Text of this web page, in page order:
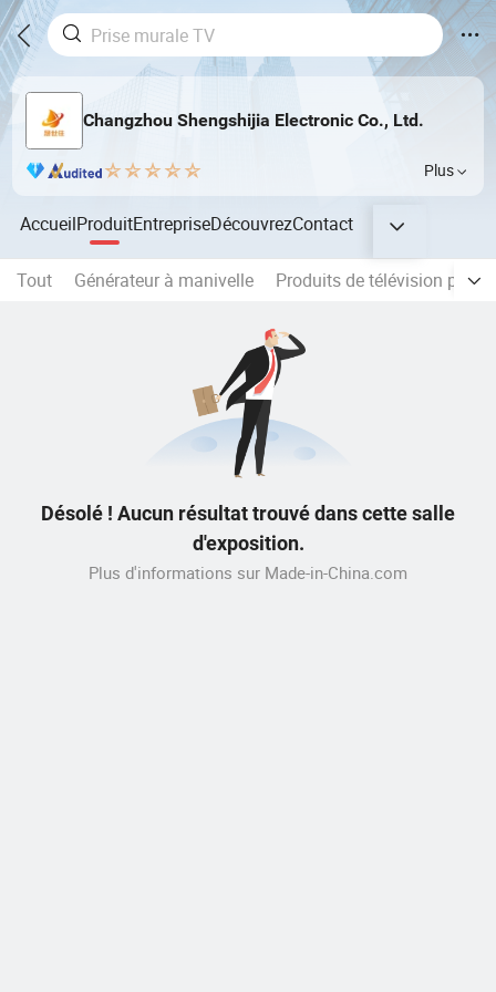
Changzhou Shengshijia Electronic Co., Ltd.
Plus
AccueilProduitEntrepriseDécouvrezContact
Tout Générateur à manivelle Produits de télévision par
Désolé ! Aucun résultat trouvé dans cette salle
d'exposition.
Plus d'informations sur Made-in-China.com